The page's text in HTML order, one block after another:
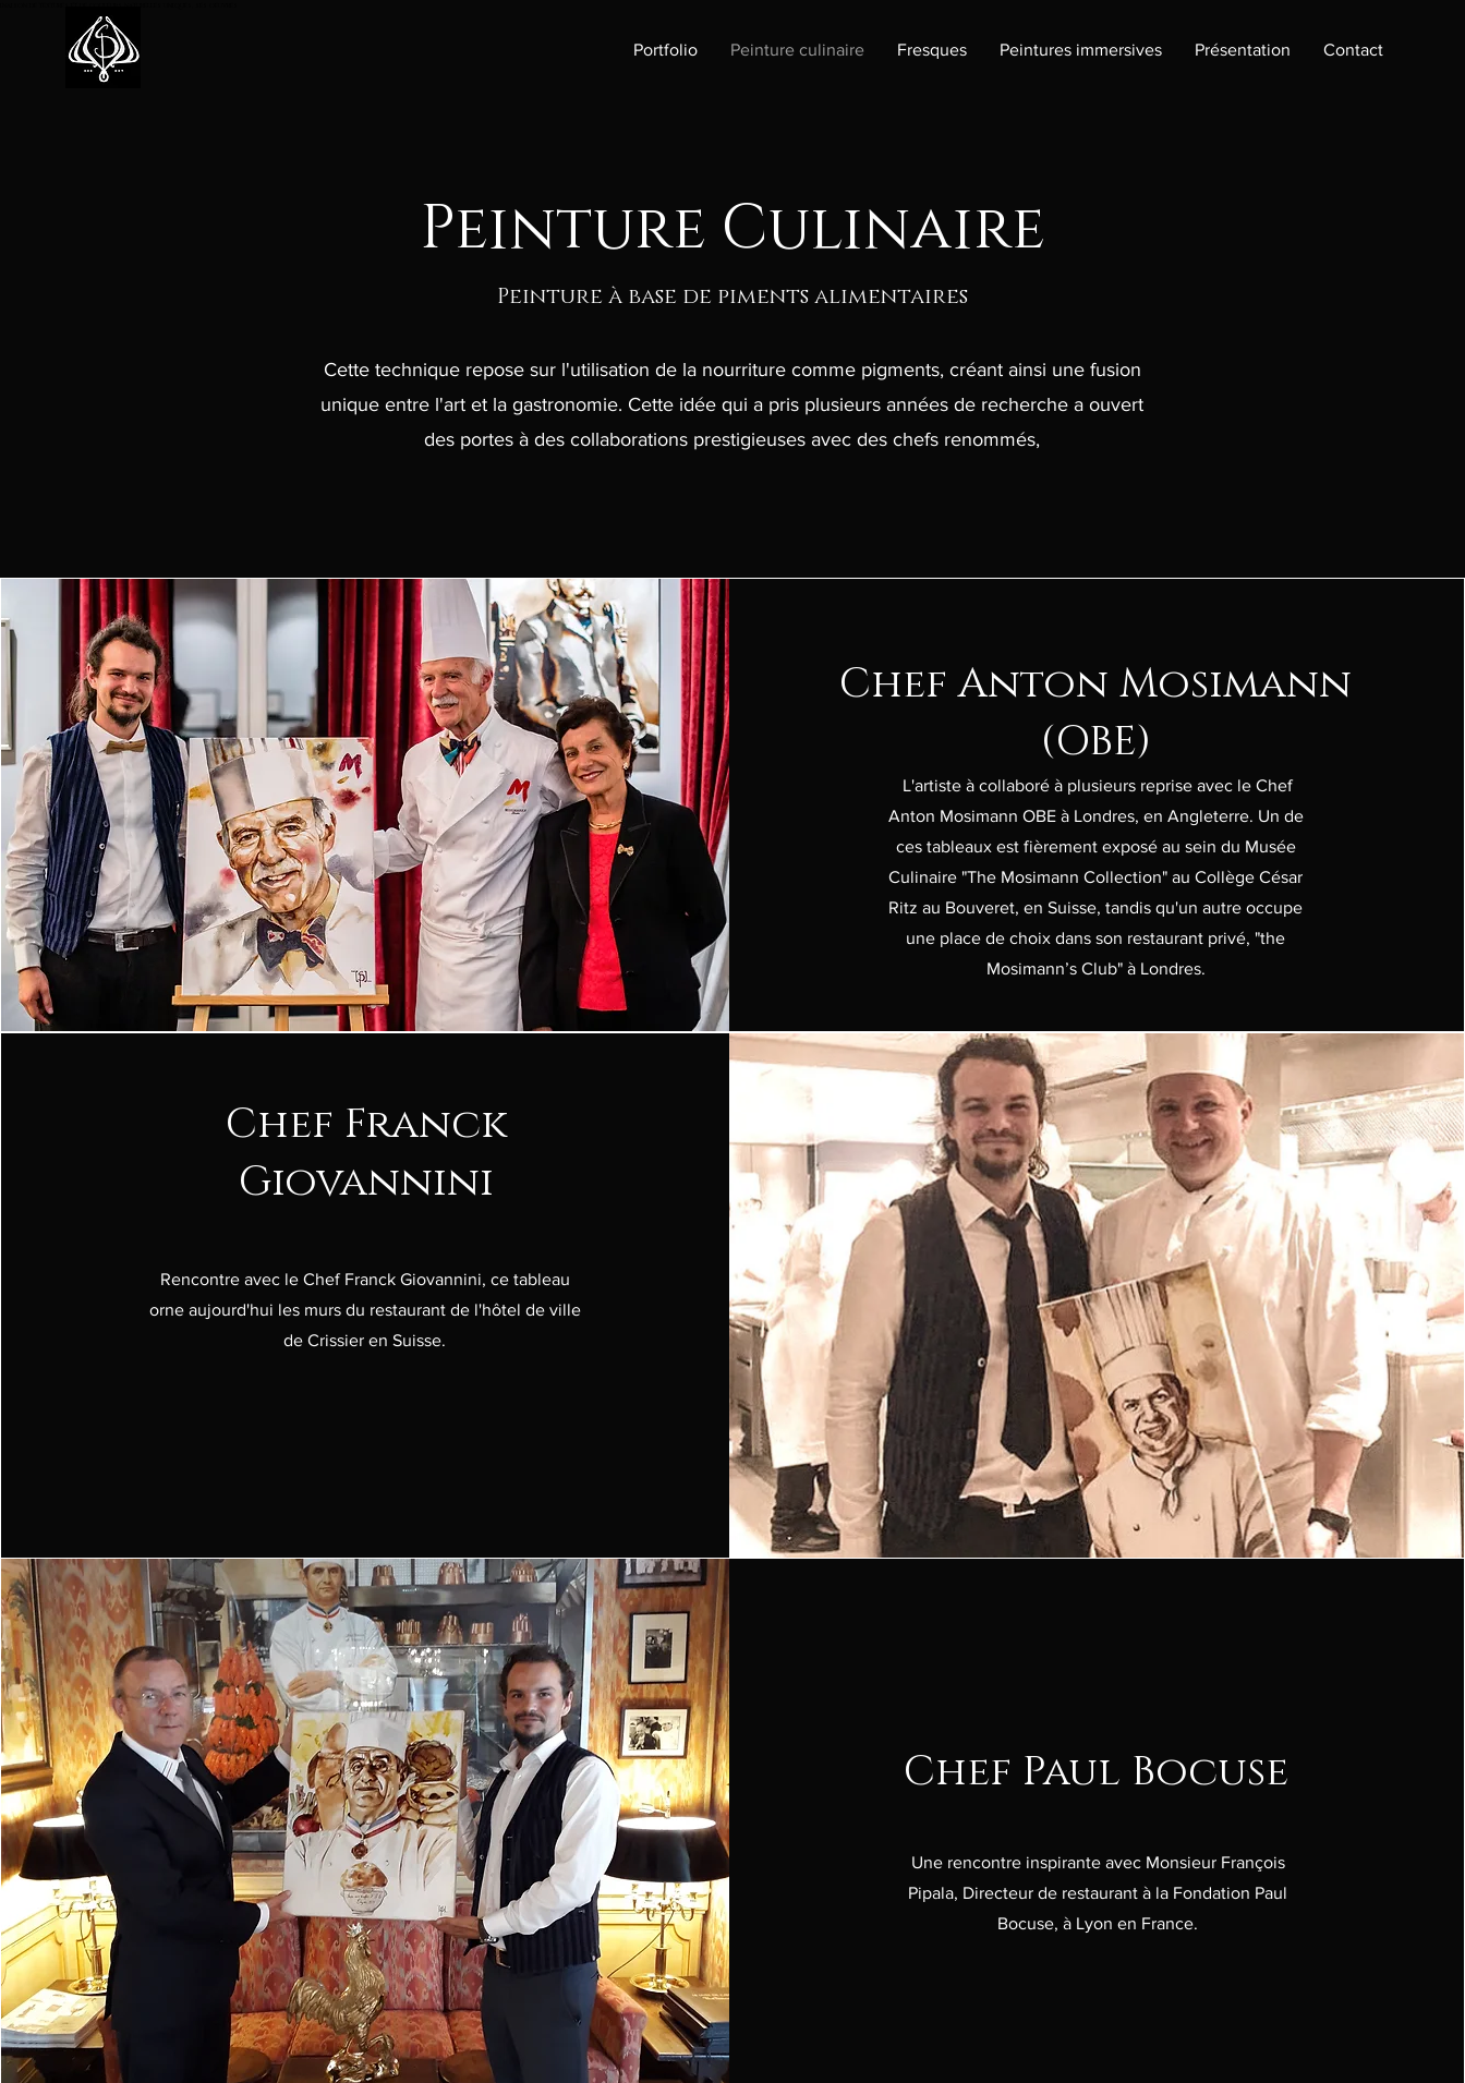
Portfolio Peinture culinaire Fresques Peintures immersives Présentation Contact
Peinture Culinaire
Peinture à base de piments alimentaires
Cette technique repose sur l'utilisation de la nourriture comme pigments, créant ainsi une fusion
unique entre l'art et la gastronomie. Cette idée qui a pris plusieurs années de recherche a ouvert
des portes à des collaborations prestigieuses avec des chefs renommés,
Chef Anton Mosimann
(OBE)
L'artiste à collaboré à plusieurs reprise avec le Chef
Anton Mosimann OBE à Londres, en Angleterre. Un de
ces tableaux est fièrement exposé au sein du Musée
Culinaire "The Mosimann Collection" au Collège César
Ritz au Bouveret, en Suisse, tandis qu'un autre occupe
une place de choix dans son restaurant privé, "the
Mosimann’s Club" à Londres.
Chef Franck
Giovannini
Rencontre avec le Chef Franck Giovannini, ce tableau
orne aujourd'hui les murs du restaurant de l'hôtel de ville
de Crissier en Suisse.
Chef Paul Bocuse
Une rencontre inspirante avec Monsieur François
Pipala, Directeur de restaurant à la Fondation Paul
Bocuse, à Lyon en France.